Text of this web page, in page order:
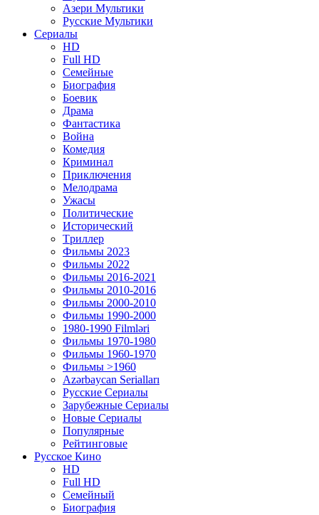
Азери Мультики
Русские Мультики
Сериалы
HD
Full HD
Семейные
Биография
Боевик
Драма
Фантастика
Война
Комедия
Криминал
Приключения
Мелодрама
Ужасы
Политические
Исторический
Tриллер
Фильмы 2023
Фильмы 2022
Фильмы 2016-2021
Фильмы 2010-2016
Фильмы 2000-2010
Фильмы 1990-2000
1980-1990 Filmləri
Фильмы 1970-1980
Фильмы 1960-1970
Фильмы >1960
Azərbaycan Serialları
Русские Сериалы
Зарубежные Сериалы
Новые Сериалы
Популярные
Рейтинговые
Русское Кино
HD
Full HD
Семейный
Биография